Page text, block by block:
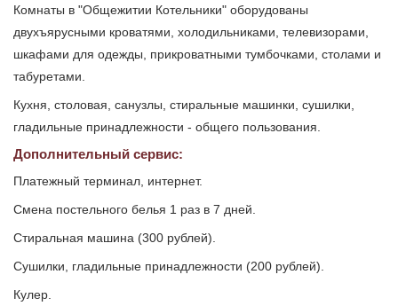
Комнаты в "Общежитии Котельники" оборудованы
двухъярусными кроватями, холодильниками, телевизорами,
шкафами для одежды, прикроватными тумбочками, столами и
табуретами.
Кухня, столовая, санузлы, стиральные машинки, сушилки,
гладильные принадлежности - общего пользования.
Дополнительный сервис:
Платежный терминал, интернет.
Смена постельного белья 1 раз в 7 дней.
Стиральная машина (300 рублей).
Сушилки, гладильные принадлежности (200 рублей).
Кулер.